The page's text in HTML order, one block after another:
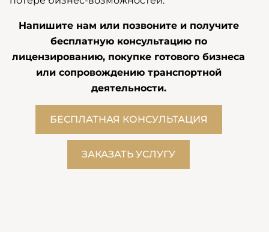
Напишите нам или позвоните и получите
бесплатную консультацию по
лицензированию, покупке готового бизнеса
или сопровождению транспортной
деятельности.
БЕСПЛАТНАЯ КОНСУЛЬТАЦИЯ
ЗАКАЗАТЬ УСЛУГУ